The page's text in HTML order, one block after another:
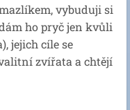
vybuduji si
ho pryč jen kvůli
jejich cíle se
zvířata a chtějí